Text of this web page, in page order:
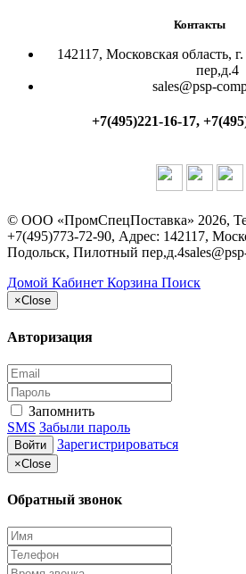
Контакты
142117, Московская область,
пер,д.4
sales@psp-
+7(495)221-16-17,
© ООО «ПромСпецПоставка» 2026,
+7(495)773-72-90, Адрес: 142117,
Подольск, Пилотный пер,д.4
Домой Кабинет Корзина Поиск
×Close
Авторизация
Запомнить
SMS Забыли пароль
Войти Зарегистрироваться
×Close
Обратный звонок